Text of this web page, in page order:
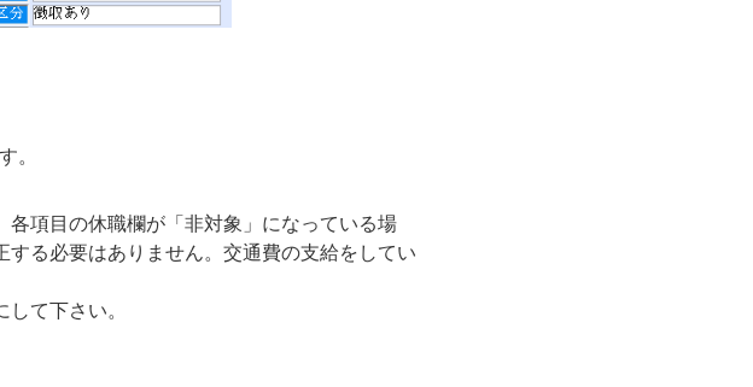
。
項目の休職欄が「非対象」になっている場
る必要はありません。交通費の支給をしてい
て下さい。